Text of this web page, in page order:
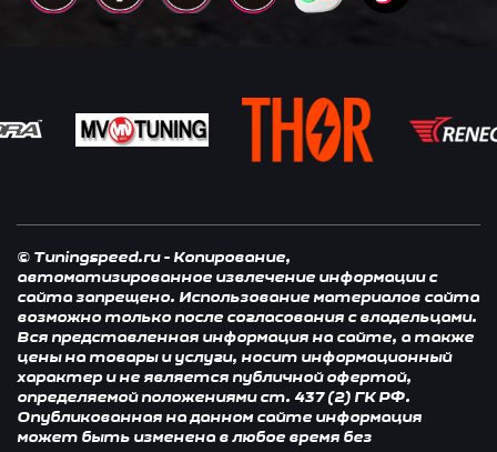
© Tuningspeed.ru - Копирование,
автоматизированное извлечение информации с
сайта запрещено. Использование материалов сайта
возможно только после согласования с владельцами.
Вся представленная информация на сайте, а также
цены на товары и услуги, носит информационный
характер и не является публичной офертой,
определяемой положениями ст. 437 (2) ГК РФ.
Опубликованная на данном сайте информация
может быть изменена в любое время без